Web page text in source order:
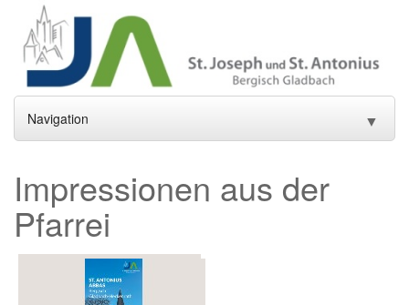
Navigation ▼
Aktuelles
Gottesdienste und Sakramente
Impressionen aus der
Pfarrei